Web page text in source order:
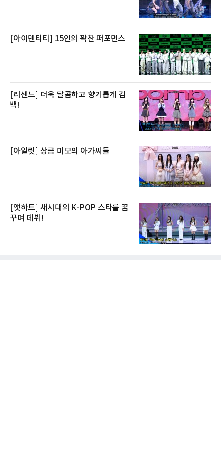
[아이덴티티] 15인의 꽉찬 퍼포먼스
[리센느] 더욱 달콤하고 향기롭게 컴
백!
[아일릿] 상큼 미모의 아가씨들
[앳하트] 새시대의 K-POP 스타를 꿈
꾸며 데뷔!